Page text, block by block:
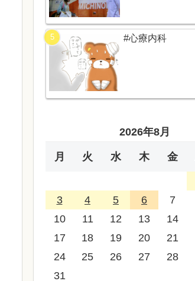
#心療内科
2026年8月
月 火 水 木 金
3
4 5 6 7
10
11 12 13 14
17
18 19 20 21
24
25 26 27 28
31